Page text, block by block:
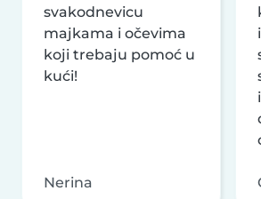
svakodnevicu
majkama i očevima
koji trebaju pomoć u
kući!
Nerina